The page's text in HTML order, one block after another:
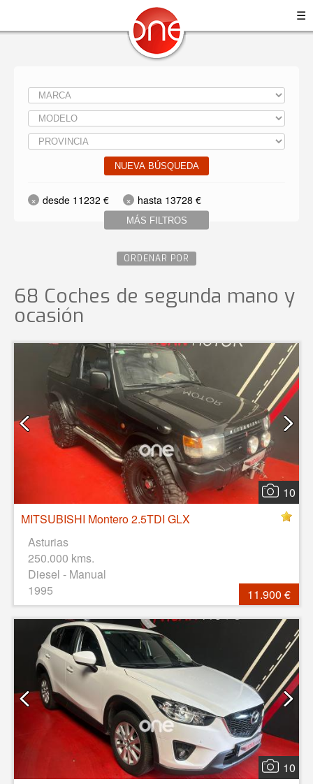
☰
NUEVA BÚSQUEDA
MÁS FILTROS
desde 11232 € hasta 13728 €
ORDENAR POR
68 Coches de segunda mano y
ocasión
10
MITSUBISHI Montero 2.5TDI GLX
Asturias
250.000 kms.
Diesel - Manual
1995
11.900 €
10